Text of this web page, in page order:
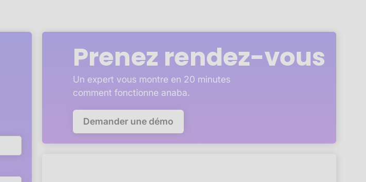
Prenez rendez-vous
Un expert vous montre en 20 minutes
comment fonctionne anaba.
Demander une démo